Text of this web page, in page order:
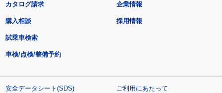
カタログ請求
購入相談
試乗車検索
車検/点検/整備予約
企業情報
採用情報
安全データシート(SDS)
ご利用にあたって